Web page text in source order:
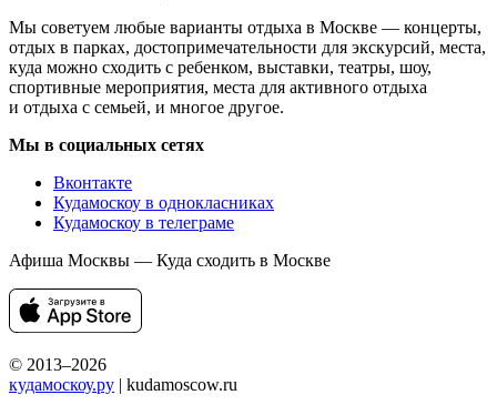
Мы советуем любые варианты отдыха в Москве — концерты,
отдых в парках, достопримечательности для экскурсий, места,
куда можно сходить с ребенком, выставки, театры, шоу,
спортивные мероприятия, места для активного отдыха
и отдыха с семьей, и многое другое.
Мы в социальных сетях
Вконтакте
Кудамоскоу в однокласниках
Кудамоскоу в телеграме
Афиша Москвы — Куда сходить в Москве
© 2013–2026
кудамоскоу.ру | kudamoscow.ru